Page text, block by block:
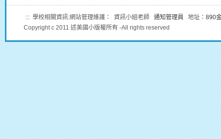
::: 學校相關資訊:網站管理維護： 資訊小組老師 通知管理員 地址： 890
Copyright c 2011 述美國小版權所有 -All rights reserved